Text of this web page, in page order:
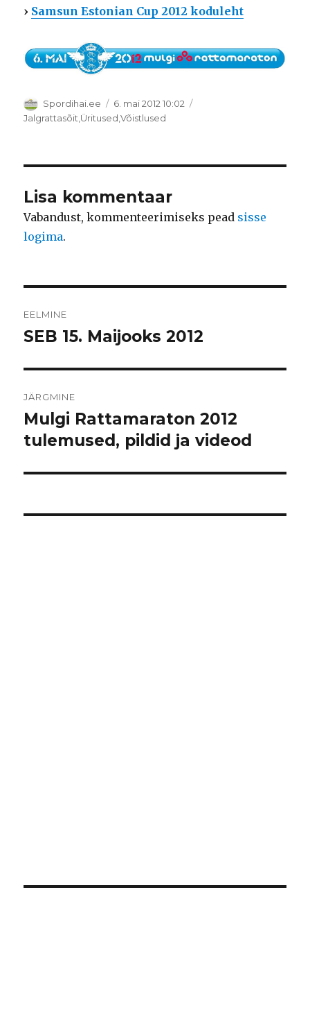
› Samsun Estonian Cup 2012 koduleht
Autor
Spordihai.ee Postitatud
6. mai 2012 10:02
Rubriigid
Jalgrattasõit,Üritused,Võistlused
Lisa kommentaar
Vabandust, kommenteerimiseks pead sisse
logima.
EELMINE
Eelmine
SEB 15. Maijooks 2012
JÄRGMINE
Järgmine
postitus:
Mulgi Rattamaraton 2012
tulemused, pildid ja videod